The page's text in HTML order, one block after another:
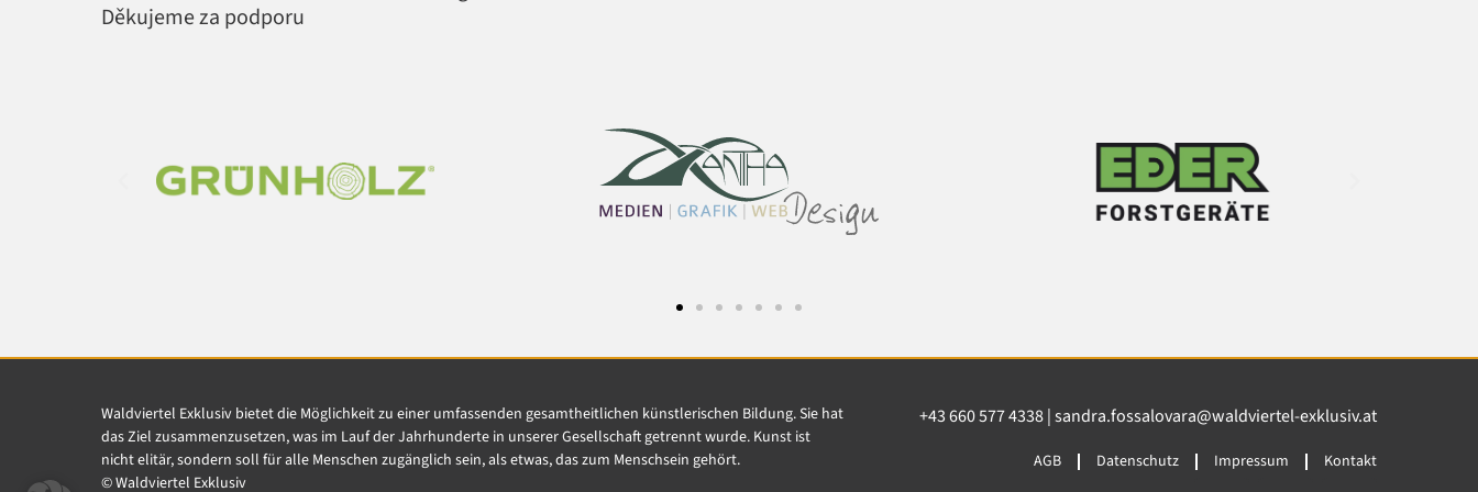
Děkujeme za podporu
Waldviertel Exklusiv bietet die Möglichkeit zu einer umfassenden gesamtheitlichen künstlerischen Bildung. Sie hat
das Ziel zusammenzusetzen, was im Lauf der Jahrhunderte in unserer Gesellschaft getrennt wurde. Kunst ist
nicht elitär, sondern soll für alle Menschen zugänglich sein, als etwas, das zum Menschsein gehört.
© Waldviertel Exklusiv
+43 660 577 4338|sandra.fossalovara@waldviertel-exklusiv.at
AGB Datenschutz Impressum Kontakt